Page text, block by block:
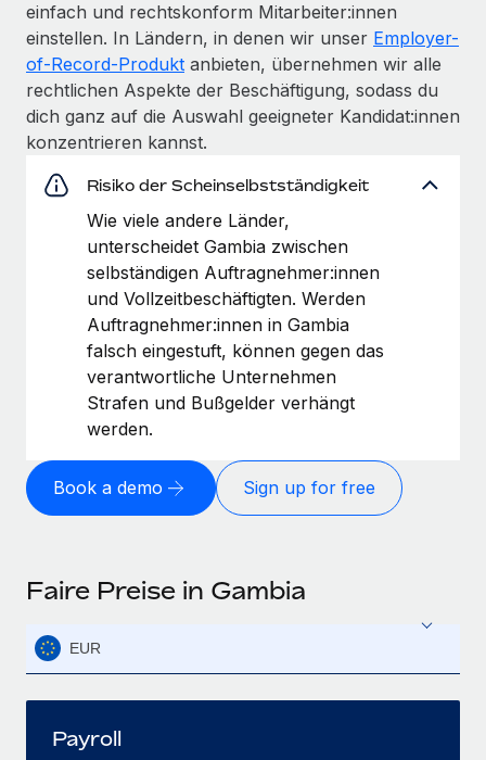
einfach und rechtskonform Mitarbeiter:innen
einstellen. In Ländern, in denen wir unser Employer-
of-Record-Produkt anbieten, übernehmen wir alle
rechtlichen Aspekte der Beschäftigung, sodass du
dich ganz auf die Auswahl geeigneter Kandidat:innen
konzentrieren kannst.
Risiko der Scheinselbstständigkeit
Wie viele andere Länder,
unterscheidet Gambia zwischen
selbständigen Auftragnehmer:innen
und Vollzeitbeschäftigten. Werden
Auftragnehmer:innen in Gambia
falsch eingestuft, können gegen das
verantwortliche Unternehmen
Strafen und Bußgelder verhängt
werden.
Book a demo Sign up for free
Faire Preise in Gambia
EUR
Payroll